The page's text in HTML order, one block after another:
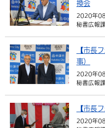
中国語（繁体字）
税金
選挙
農林水産業
施設情報
手当・助成
相談・支援・情報
観光・移住
観光なび
遊ぶ・体験する
買う・おみやげ
市政情報
中津市について
地方創生・地域活性化
換会
2020年
秘書広報課
【市長
事）
2020年
秘書広報課
【市長
2020年